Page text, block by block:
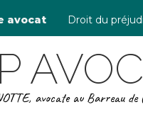
avocat Droit du
avocate au Barreau de